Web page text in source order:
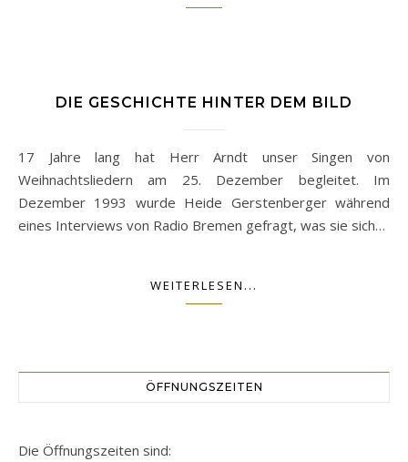
DIE GESCHICHTE HINTER DEM BILD
17 Jahre lang hat Herr Arndt unser Singen von
Weihnachtsliedern am 25. Dezember begleitet. Im
Dezember 1993 wurde Heide Gerstenberger während
eines Interviews von Radio Bremen gefragt, was sie sich…
WEITERLESEN...
ÖFFNUNGSZEITEN
Die Öffnungszeiten sind: